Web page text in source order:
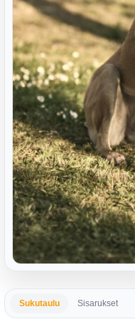
Sukutaulu Sisarukset